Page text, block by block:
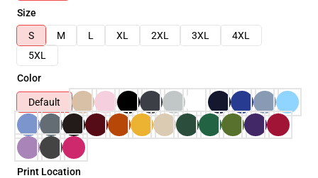
Size
S
M L XL 2XL 3XL
4XL
5XL
Color
Default
Print Location